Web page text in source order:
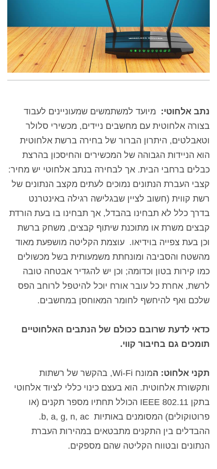
נתב אלחוטי: מיועד למשתמשים שמעוניינים לעבוד
בצורה אלחוטית עם מחשבים ניידים, מכשירי סלולר
וטאבלטים, היתרון הברור של בחירה ברשת אלחוטית
הוא הניידות הגבוהה של המכשירים והחיסכון בהרצת
כבלים ברחבי הבית. אך לבחירה בנתב אלחוטי יש מחיר:
קצבי העברת הנתונים נמוכים לעתים מקצב הנתונים של
רשת קווית (חשוב לציין שבגלישה רגילה באינטרנט
בדרך כלל לא תבחינו בהבדל, אך תבחינו בו בעת הורדת
קבצים משרת או מתוכנת שיתוף קבצים, משחק ברשת
וכן בעת צפייה בוידיאו. עוצמת הקליטה מושפעת מאוד
מהשטח והסביבה ומונחתת משמעותית בשל מכשולים
כמו קירות בטון וכדומה; וכן יש להגדיר אבטחה טובה
לרשת, אחרת כל עובר אורח יוכל להיטפל לרוחב הפס
שלכם ואף להיחשף לחומר המאוחסן במחשבים.
כדאי לדעת שרובם ככולם של הנתבים האלחוטיים
תומכים גם בחיבור קווי.
תקני אלחוט: המונח Wi-Fi, בהקשר של רשתות
ותקשורת אלחוטית. הוא בעצם כינוי כללי לציוד אלחוטי
בתקן IEEE 802.11 הכולל תחתיו מספר תקנים (או
פרוטוקולים) המסומנים
באותיות b, a, g, n, ac.
ההבדלים בין התקנים מתבטאים במהירות העברת
הנתונים ובטווח הקליטה שהם מספקים.